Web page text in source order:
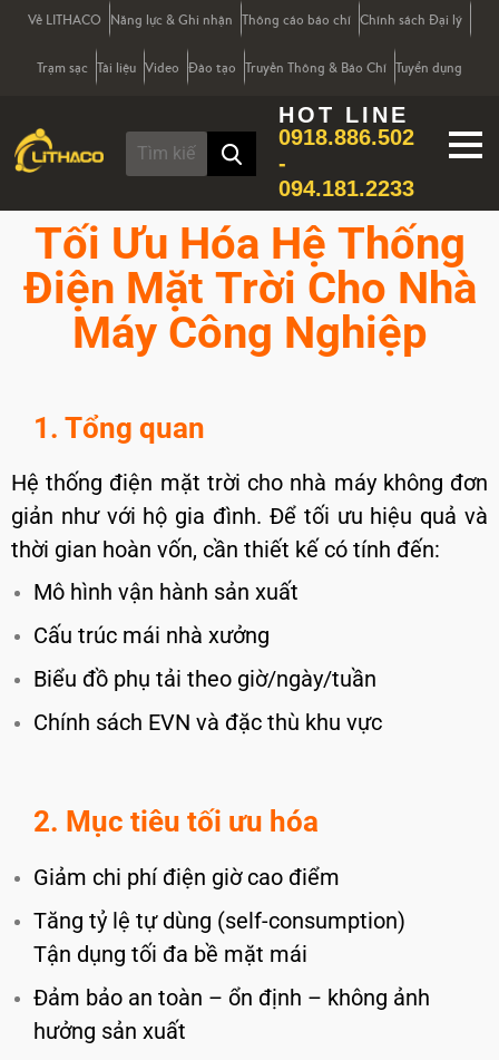
Về LITHACO Năng lực & Ghi nhận Thông cáo báo chí Chính sách Đại lý
Trạm sạc Tài liệu Video Đào tạo Truyền Thông & Báo Chí Tuyển dụng
HOT LINE
0918.886.502
-
094.181.2233
Tối Ưu Hóa Hệ Thống
Điện Mặt Trời Cho Nhà
Máy Công Nghiệp​
1. Tổng quan
Hệ thống điện mặt trời cho nhà máy không đơn
giản như với hộ gia đình. Để tối ưu hiệu quả và
thời gian hoàn vốn, cần thiết kế có tính đến:
Mô hình vận hành sản xuất
Cấu trúc mái nhà xưởng
Biểu đồ phụ tải theo giờ/ngày/tuần
Chính sách EVN và đặc thù khu vực
2. Mục tiêu tối ưu hóa
Giảm chi phí điện giờ cao điểm
Tăng tỷ lệ tự dùng (self-consumption)
Tận dụng tối đa bề mặt mái
Đảm bảo an toàn – ổn định – không ảnh
hưởng sản xuất